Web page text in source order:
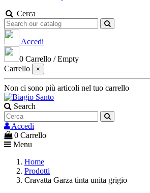
Cerca
Accedi
0 Carrello /Empty
Carrello
×
Non ci sono più articoli nel tuo carrello
Search
Accedi
0 Carrello
Menu
Home
Prodotti
Cravatta Garza tinta unita grigio